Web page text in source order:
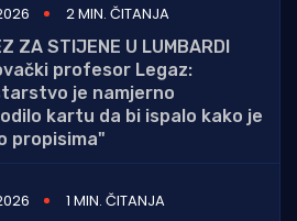
2 MIN. ČITANJA
ZA STIJENE U LUMBARDI
profesor Legaz:
je namjerno
kartu da bi ispalo kako je
propisima"
1 MIN. ČITANJA